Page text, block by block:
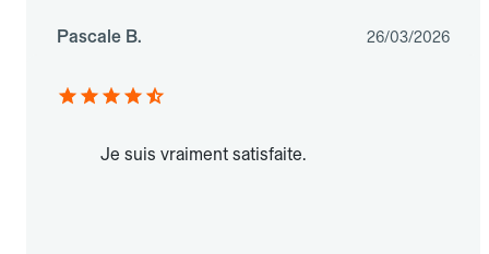
Pascale B. 26/03/2026
Je suis vraiment satisfaite.